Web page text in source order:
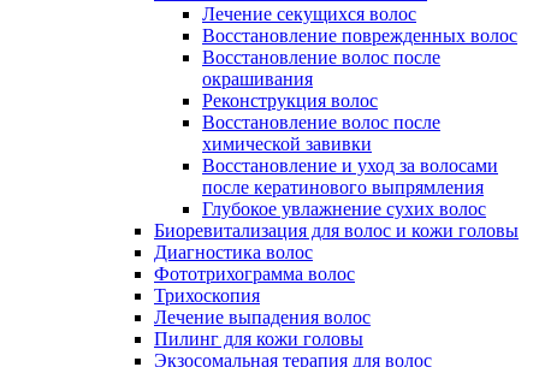
Лечение секущихся волос
Восстановление поврежденных волос
Восстановление волос после
окрашивания
Реконструкция волос
Восстановление волос после
химической завивки
Восстановление и уход за волосами
после кератинового выпрямления
Глубокое увлажнение сухих волос
Биоревитализация для волос и кожи головы
Диагностика волос
Фототрихограмма волос
Трихоскопия
Лечение выпадения волос
Пилинг для кожи головы
Экзосомальная терапия для волос